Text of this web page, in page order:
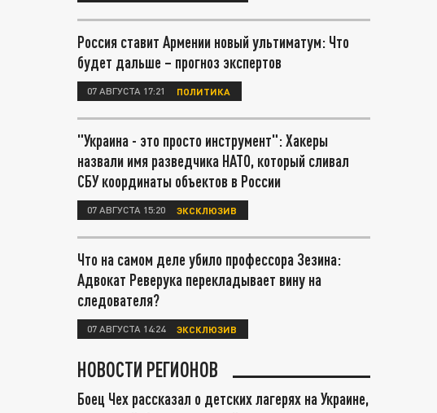
Россия ставит Армении новый ультиматум: Что
будет дальше – прогноз экспертов
07 АВГУСТА 17:21 ПОЛИТИКА
"Украина - это просто инструмент": Хакеры
назвали имя разведчика НАТО, который сливал
СБУ координаты объектов в России
07 АВГУСТА 15:20 ЭКСКЛЮЗИВ
Что на самом деле убило профессора Зезина:
Адвокат Реверука перекладывает вину на
следователя?
07 АВГУСТА 14:24 ЭКСКЛЮЗИВ
НОВОСТИ РЕГИОНОВ
Боец Чех рассказал о детских лагерях на Украине,